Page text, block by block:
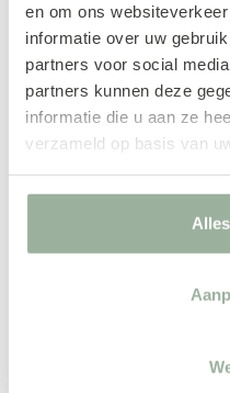
en om ons
informatie over uw
partners voor social
partners kunnen deze
informatie die u aan ze
verzameld op basis van
Diepte: 48,5
Hoogte: 84
Zithoogte: 47
Andere
BAENKS